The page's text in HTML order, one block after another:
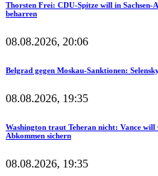
Thorsten Frei: CDU-Spitze will in
beharren
08.08.2026, 20:06
Belgrad gegen Moskau-Sanktionen:
08.08.2026, 19:35
Washington traut Teheran nicht: Vance
Abkommen sichern
08.08.2026, 19:35